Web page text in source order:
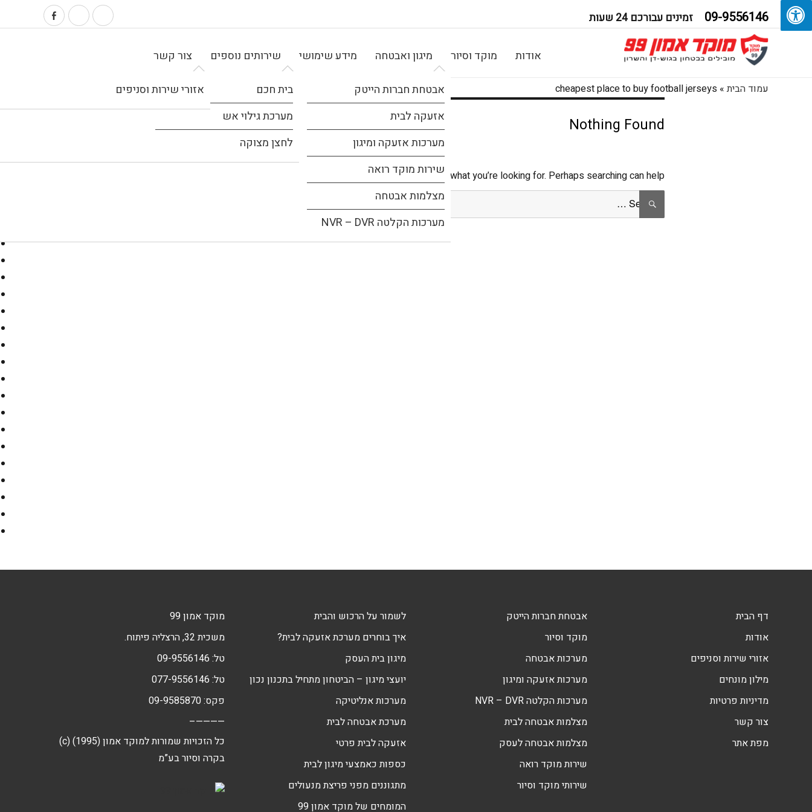
09-9556146 זמינים עבורכם 24 שעות
אודות מוקד וסיור מיגון ואבטחה
אבטחת חברות הייטק
אזעקה לבית
מערכות אזעקה ומיגון
שירות מוקד רואה
מצלמות אבטחה
מערכות הקלטה NVR – DVR
מידע שימושי שירותים נוספים
בית חכם
מערכת גילוי אש
לחצן מצוקה
צור קשר
אזורי שירות וסניפים עמוד הבית»
cheapest place to buy football jerseys
Nothing Found
It seems we can’t find what you’re looking for. Perhaps searching can help.
Search
for:
SEARCH
דף הבית
אודות
אזורי שירות וסניפים
מילון מונחים
מדיניות פרטיות
צור קשר
מפת אתר
אבטחת חברות הייטק
מוקד וסיור
מערכות אבטחה
מערכות אזעקה ומיגון
מערכות הקלטה NVR – DVR
מצלמות אבטחה לבית
מצלמות אבטחה לעסק
שירות מוקד רואה
שירותי מוקד וסיור
לשמור על הרכוש והבית
איך בוחרים מערכת אזעקה לבית?
מיגון בית העסק
יועצי מיגון – הביטחון מתחיל בתכנון נכון
מערכות אנליטיקה
מערכת אבטחה לבית
אזעקה לבית פרטי
כספות כאמצעי מיגון לבית
מתגוננים מפני פריצת מנעולים
המומחים של מוקד אמון 99
מוקד אמון 99
משכית 32, הרצליה פיתוח.
טל: 09-9556146
טל: 077-9556146
פקס: 09-9585870
————–
(c) כל הזכויות שמורות למוקד אמון (1995)
בקרה וסיור בע”מ